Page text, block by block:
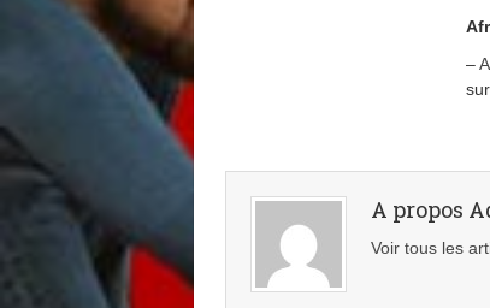
–
A propos
Voir tous les